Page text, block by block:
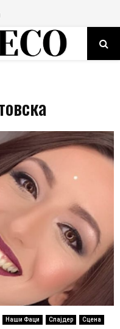
Youtube
Наши Фаци Слајдер Сцена